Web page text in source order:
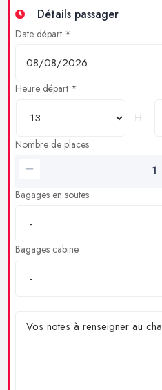
Détails passager
Date départ *
Heure départ *
H
Nombre de places
Bagages en soutes
Bagages cabine